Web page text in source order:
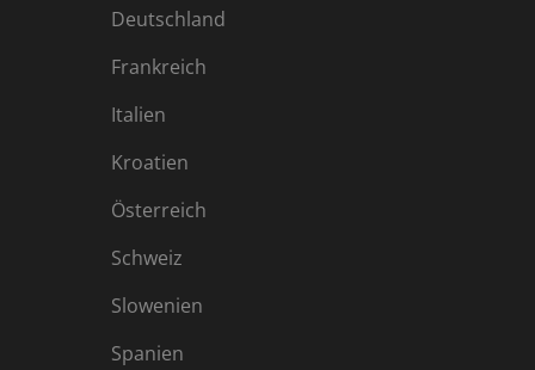
Deutschland
Frankreich
Italien
Kroatien
Österreich
Schweiz
Slowenien
Spanien